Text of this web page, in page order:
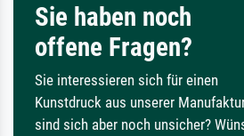
Sie haben noch
offene Fragen?
Sie interessieren sich für einen
Kunstdruck aus unserer
sind sich aber noch unsicher?